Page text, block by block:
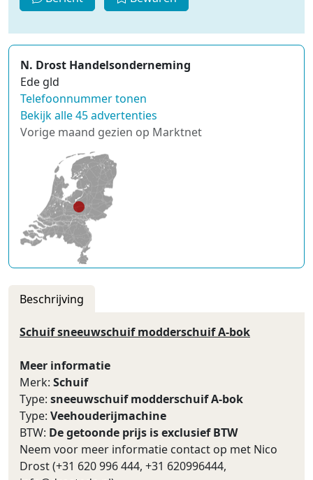
N. Drost Handelsonderneming
Ede gld
Telefoonnummer tonen
Bekijk alle 45 advertenties
Vorige maand gezien op Marktnet
Beschrijving
Schuif sneeuwschuif modderschuif A-bok
Meer informatie
Merk: Schuif
Type: sneeuwschuif modderschuif A-bok
Type: Veehouderijmachine
BTW: De getoonde prijs is exclusief BTW
Neem voor meer informatie contact op met Nico
Drost (+31 620 996 444, +31 620996444,